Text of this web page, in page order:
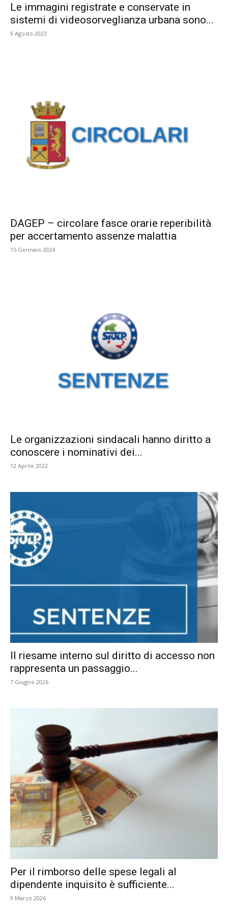
Le immagini registrate e conservate in
sistemi di videosorveglianza urbana sono...
9 Agosto 2023
DAGEP – circolare fasce orarie reperibilità
per accertamento assenze malattia
15 Gennaio 2024
Le organizzazioni sindacali hanno diritto a
conoscere i nominativi dei...
12 Aprile 2022
Il riesame interno sul diritto di accesso non
rappresenta un passaggio...
7 Giugno 2026
Per il rimborso delle spese legali al
dipendente inquisito è sufficiente...
9 Marzo 2026